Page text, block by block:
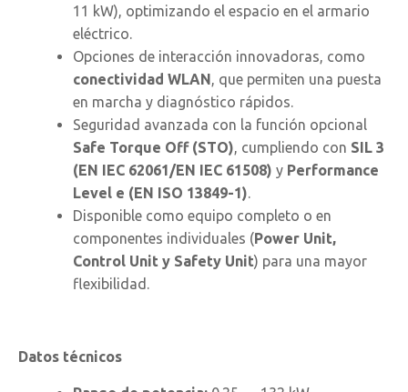
11 kW), optimizando el espacio en el armario
eléctrico.
Opciones de interacción innovadoras, como
conectividad WLAN, que permiten una puesta
en marcha y diagnóstico rápidos.
Seguridad avanzada con la función opcional
Safe Torque Off (STO), cumpliendo con SIL 3
(EN IEC 62061/EN IEC 61508) y Performance
Level e (EN ISO 13849-1).
Disponible como equipo completo o en
componentes individuales (Power Unit,
Control Unit y Safety Unit) para una mayor
flexibilidad.
Datos técnicos